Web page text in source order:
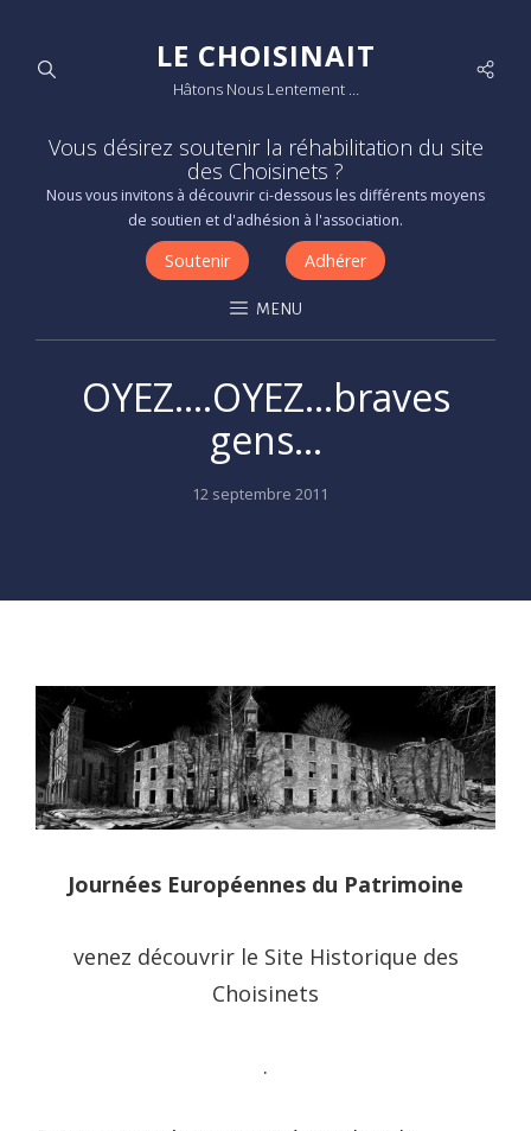
LE CHOISINAIT
Hâtons Nous Lentement …
Vous désirez soutenir la réhabilitation du site
des Choisinets ?
Nous vous invitons à découvrir ci-dessous les différents moyens
de soutien et d'adhésion à l'association.
Soutenir Adhérer
MENU
OYEZ….OYEZ…braves
gens…
Posted
12 septembre 2011
Journées Européennes du Patrimoine
venez découvrir le Site Historique des
Choisinets
.